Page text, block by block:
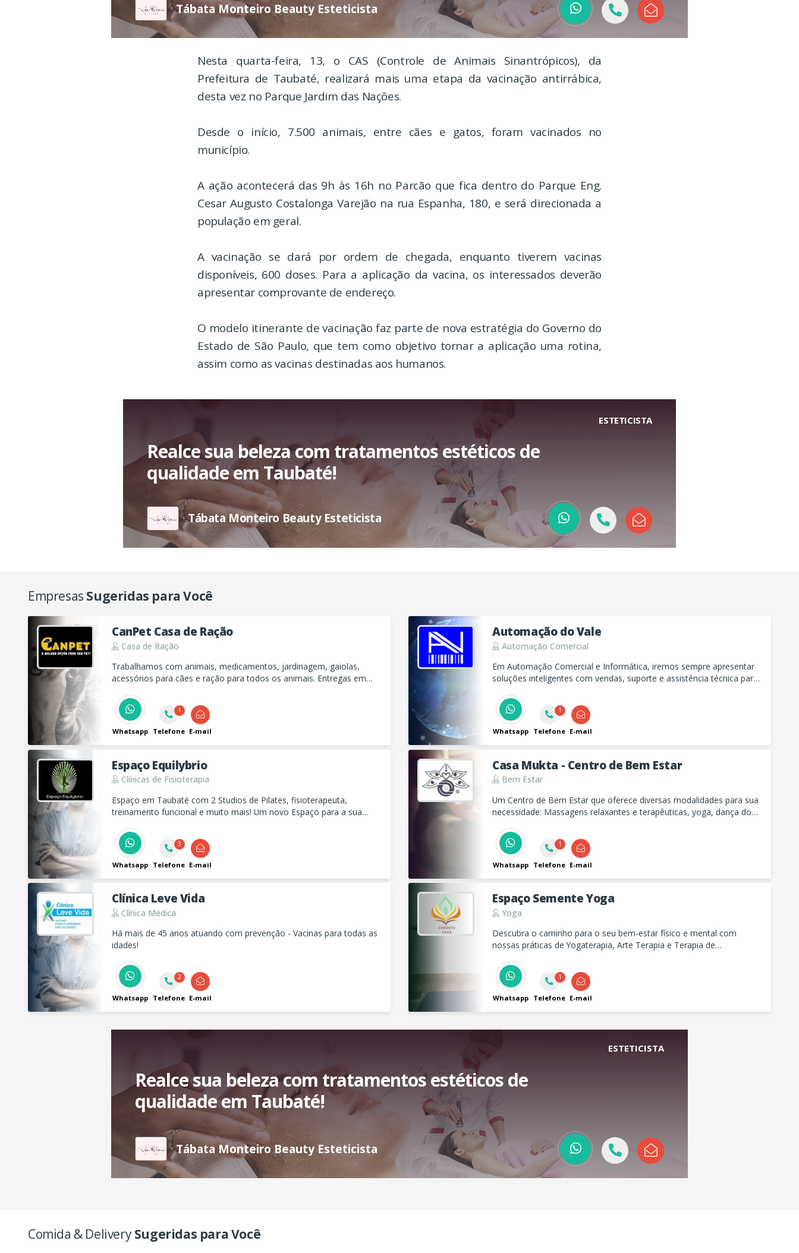
Tábata Monteiro Beauty Esteticista
Nesta quarta-feira, 13, o CAS (Controle de Animais Sinantrópicos), da
Prefeitura de Taubaté, realizará mais uma etapa da vacinação antirrábica,
desta vez no Parque Jardim das Nações.
Desde o início, 7.500 animais, entre cães e gatos, foram vacinados no
município.
A ação acontecerá das 9h às 16h no Parcão que fica dentro do Parque Eng.
Cesar Augusto Costalonga Varejão na rua Espanha, 180, e será direcionada a
população em geral.
A vacinação se dará por ordem de chegada, enquanto tiverem vacinas
disponíveis, 600 doses. Para a aplicação da vacina, os interessados deverão
apresentar comprovante de endereço.
O modelo itinerante de vacinação faz parte de nova estratégia do Governo do
Estado de São Paulo, que tem como objetivo tornar a aplicação uma rotina,
assim como as vacinas destinadas aos humanos.
ESTETICISTA
Realce sua beleza com tratamentos estéticos de
qualidade em Taubaté!
Tábata Monteiro Beauty Esteticista
Empresas Sugeridas para Você
CanPet Casa de Ração
Casa de Ração
Trabalhamos com animais, medicamentos, jardinagem, gaiolas,
acessórios para cães e ração para todos os animais. Entregas em
Whatsapp
1
Telefone E-mail
Automação do Vale
Automação Comercial
Em Automação Comercial e Informática, iremos sempre apresentar
soluções inteligentes com vendas, suporte e assistência técnica para
Whatsapp
1
Telefone E-mail
Espaço Equilybrio
Clínicas de Fisioterapia
Espaço em Taubaté com 2 Studios de Pilates, fisioterapeuta,
treinamento funcional e muito mais! Um novo Espaço para a sua
Whatsapp
3
Telefone E-mail
Casa Mukta - Centro de Bem Estar
Bem Estar
Um Centro de Bem Estar que oferece diversas modalidades para sua
necessidade: Massagens relaxantes e terapêuticas, yoga, dança do
Whatsapp
1
Telefone E-mail
Clínica Leve Vida
Clínica Médica
Há mais de 45 anos atuando com prevenção - Vacinas para todas as
idades!
Whatsapp
2
Telefone E-mail
Espaço Semente Yoga
Yoga
Descubra o caminho para o seu bem-estar físico e mental com
nossas práticas de Yogaterapia, Arte Terapia e Terapia de
amorosa.
Whatsapp
1
Telefone E-mail
ESTETICISTA
Realce sua beleza com tratamentos estéticos de
qualidade em Taubaté!
Tábata Monteiro Beauty Esteticista
Comida & DeliverySugeridas para Você